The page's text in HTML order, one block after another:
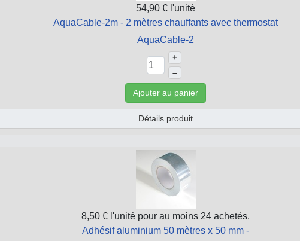
54,90 € l'unité
AquaCable-2m - 2 mètres chauffants avec thermostat
AquaCable-2
+
–
Ajouter au panier
Détails produit
8,50 € l'unité pour au moins 24 achetés.
Adhésif aluminium 50 mètres x 50 mm -